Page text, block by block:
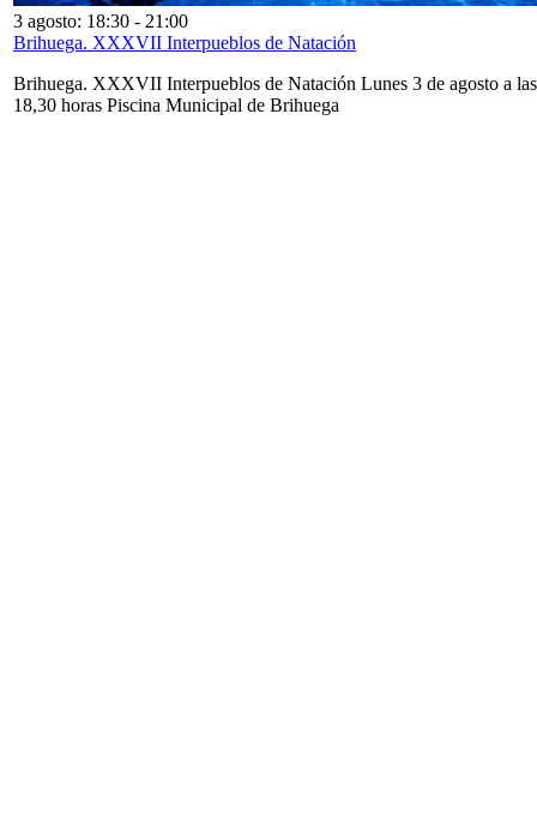
3 agosto: 18:30 - 21:00
Brihuega. XXXVII Interpueblos de Natación
Brihuega. XXXVII Interpueblos de Natación Lunes 3 de agosto a las
18,30 horas Piscina Municipal de Brihuega